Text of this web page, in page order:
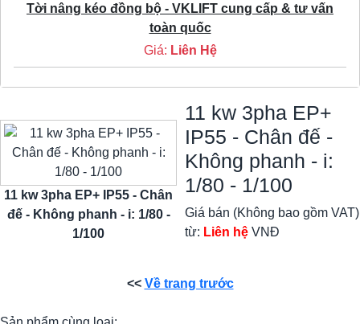
Tời nâng kéo đồng bộ - VKLIFT cung cấp & tư vấn
toàn quốc
Giá: Liên Hệ
11 kw 3pha EP+ IP55 - Chân
đế - Không phanh - i: 1/80 -
1/100
11 kw 3pha EP+
IP55 - Chân đế -
Không phanh - i:
1/80 - 1/100
Giá bán (Không bao gồm VAT)
từ: Liên hệ VNĐ
<< Về trang trước